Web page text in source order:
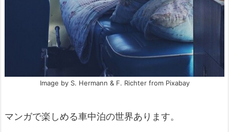
Image by S. Hermann & F. Richter from Pixabay
マンガで楽しめる車中泊の世界あります。